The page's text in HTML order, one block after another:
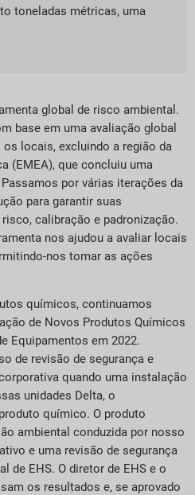
toneladas métricas, uma
global de risco ambiental.
base em uma avaliação global
locais, excluindo a região da
(EMEA), que concluiu uma
por várias iterações da
para garantir suas
calibração e padronização.
nos ajudou a avaliar locais
nos tomar as ações
químicos, continuamos
de Novos Produtos Químicos
Equipamentos em 2022.
de revisão de segurança e
quando uma instalação
unidades Delta, o
químico. O produto
ambiental conduzida por nosso
e uma revisão de segurança
de EHS. O diretor de EHS e o
os resultados e, se aprovado